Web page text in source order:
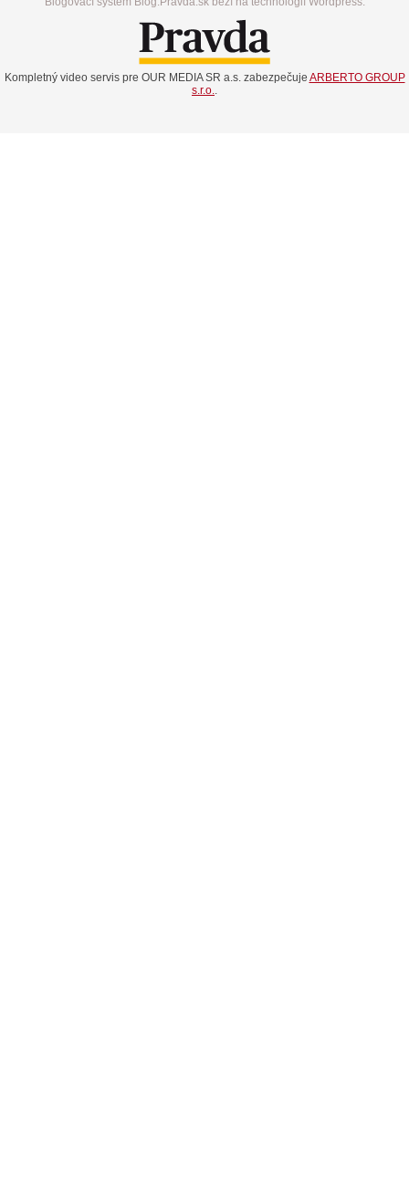
Kompletný video servis pre OUR MEDIA SR a.s. zabezpečuje ARBERTO GROUP
s.r.o..